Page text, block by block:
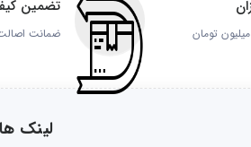
تضمین
ضمانت
لینک